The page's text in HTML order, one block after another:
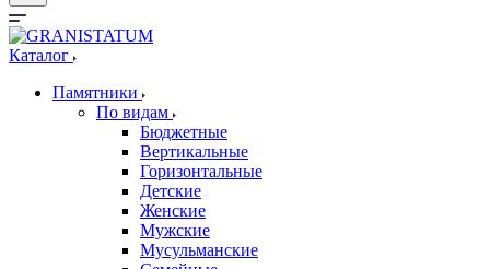
Каталог
Памятники
По видам
Бюджетные
Вертикальные
Горизонтальные
Детские
Женские
Мужские
Мусульманские